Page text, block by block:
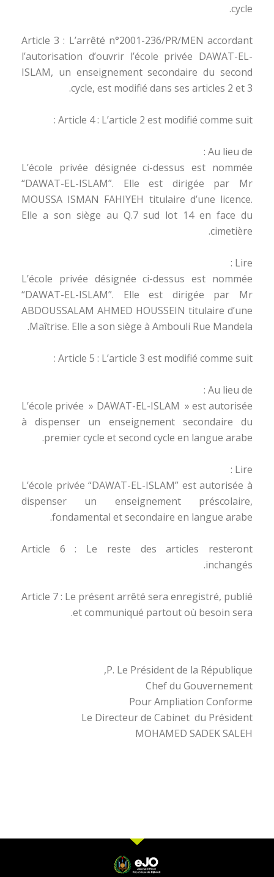
cycle.
Article 3 : L’arrêté n°2001-236/PR/MEN accordant
l’autorisation d’ouvrir l’école privée DAWAT-EL-
ISLAM, un enseignement secondaire du second
cycle, est modifié dans ses articles 2 et 3.
Article 4 : L’article 2 est modifié comme suit :
Au lieu de :
L’école privée désignée ci-dessus est nommée
“DAWAT-EL-ISLAM”. Elle est dirigée par Mr
MOUSSA ISMAN FAHIYEH titulaire d’une licence.
Elle a son siège au Q.7 sud lot 14 en face du
cimetière.
Lire :
L’école privée désignée ci-dessus est nommée
“DAWAT-EL-ISLAM”. Elle est dirigée par Mr
ABDOUSSALAM AHMED HOUSSEIN titulaire d’une
Maîtrise. Elle a son siège à Ambouli Rue Mandela.
Article 5 : L’article 3 est modifié comme suit :
Au lieu de :
L’école privée » DAWAT-EL-ISLAM » est autorisée
à dispenser un enseignement secondaire du
premier cycle et second cycle en langue arabe.
Lire :
L’école privée “DAWAT-EL-ISLAM” est autorisée à
dispenser un enseignement préscolaire,
fondamental et secondaire en langue arabe.
Article 6 : Le reste des articles resteront
inchangés.
Article 7 : Le présent arrêté sera enregistré, publié
et communiqué partout où besoin sera.
P. Le Président de la République,
Chef du Gouvernement
Pour Ampliation Conforme
Le Directeur de Cabinet du Président
MOHAMED SADEK SALEH